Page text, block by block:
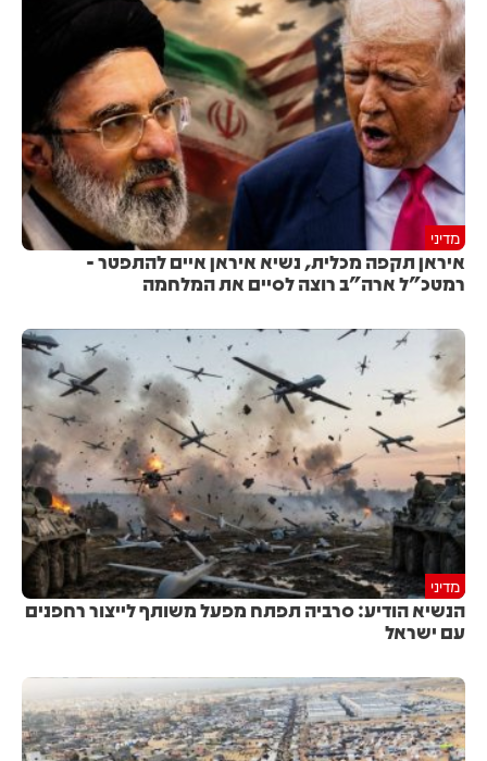
מדיני
איראן תקפה מכלית, נשיא איראן איים להתפטר -
רמטכ"ל ארה"ב רוצה לסיים את המלחמה
מדיני
הנשיא הודיע: סרביה תפתח מפעל משותף לייצור רחפנים
עם ישראל